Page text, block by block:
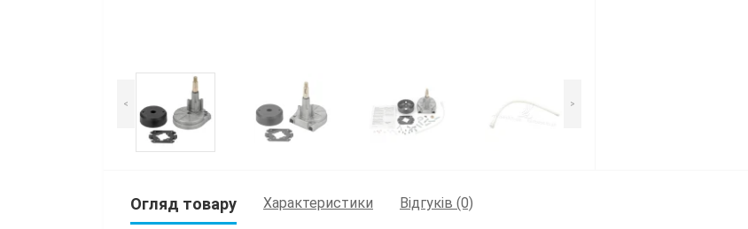
< >
Огляд товару Характеристики Відгуків (0)